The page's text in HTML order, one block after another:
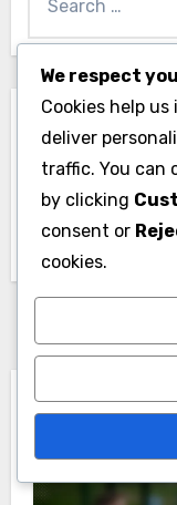
for:
आर्काइव्स
December 2025
November 2025
You Missed
We respect
Cookies help
deliver
traffic. You can
by clicking
consent or
cookies.